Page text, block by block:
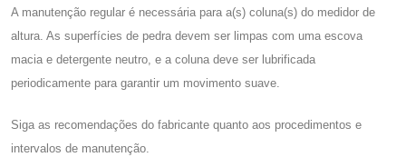
A manutenção regular é necessária para a(s) coluna(s) do medidor de
altura. As superfícies de pedra devem ser limpas com uma escova
macia e detergente neutro, e a coluna deve ser lubrificada
periodicamente para garantir um movimento suave.
Siga as recomendações do fabricante quanto aos procedimentos e
intervalos de manutenção.